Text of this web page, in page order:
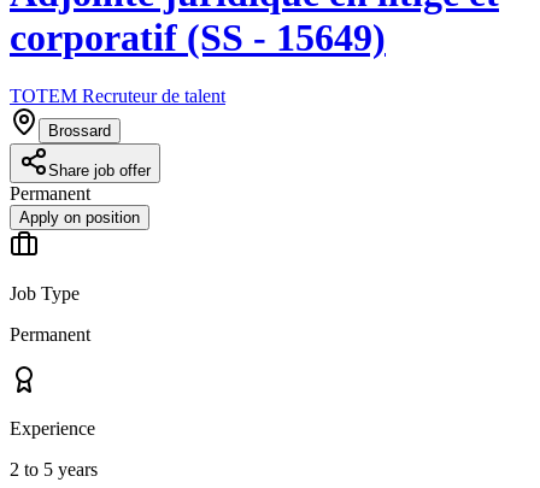
corporatif (SS - 15649)
TOTEM Recruteur de talent
Brossard
Share job offer
Permanent
Apply on position
Job Type
Permanent
Experience
2 to 5 years